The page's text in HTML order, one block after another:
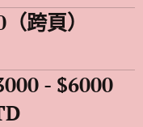
跨頁）
- $6000